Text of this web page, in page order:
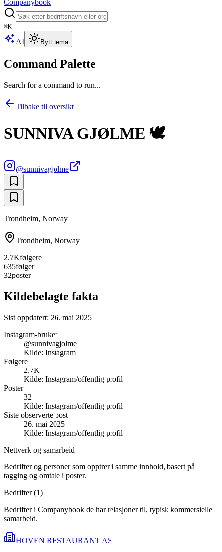
Companybook
⌘K
AI Bytt tema
Command Palette
Search for a command to run...
Tilbake til oversikt
SUNNIVA GJØLME 🕊
@sunnivagjolme
Trondheim, Norway
Trondheim, Norway
2.7Kfølgere
635følger
32poster
Kildebelagte fakta
Sist oppdatert: 26. mai 2025
Instagram-bruker
@sunnivagjolme
Kilde: Instagram
Følgere
2.7K
Kilde: Instagram/offentlig profil
Poster
32
Kilde: Instagram/offentlig profil
Siste observerte post
26. mai 2025
Kilde: Instagram/offentlig profil
Nettverk og samarbeid
Bedrifter og personer som opptrer i samme innhold, basert på
tagging og omtale i poster.
Bedrifter (1)
Bedrifter i Companybook de har relasjoner til, typisk kommersielle
samarbeid.
HOVEN RESTAURANT AS